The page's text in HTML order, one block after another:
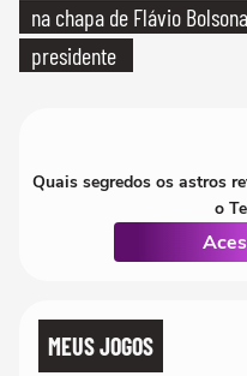
na chapa de Flávio
presidente
Quais segredos os astros
o
MEUS JOGOS